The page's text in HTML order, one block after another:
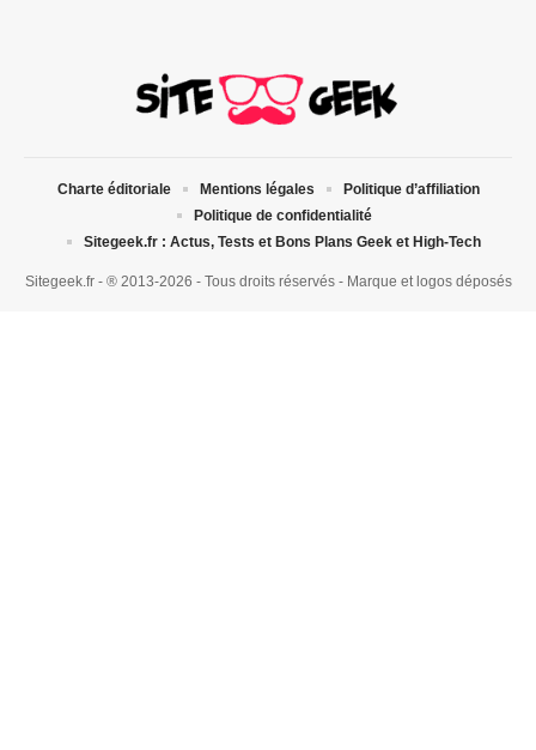
Sitegeek.fr - ® 2013-2026 - Tous droits réservés - Marque et logos déposés
Charte éditoriale Mentions légales
Politique d’affiliation
Politique de confidentialité
Sitegeek.fr : Actus, Tests et Bons Plans Geek et High-Tech